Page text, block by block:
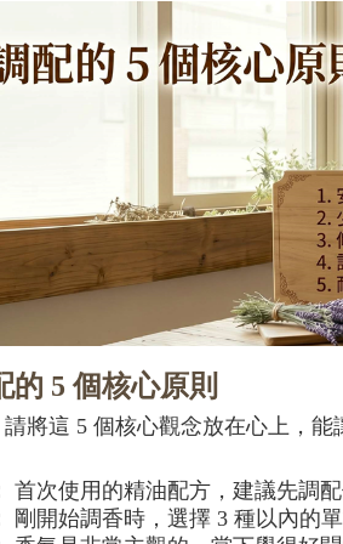
的 5 個核心原則
將這 5 個核心觀念放在心上，能
首次使用的精油配方，建議先調
剛開始調香時，選擇 3 種以內的